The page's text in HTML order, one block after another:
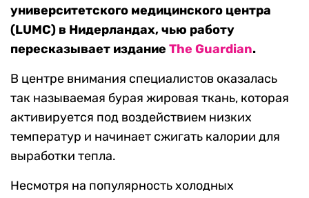
университетского медицинского центра
(LUMC) в Нидерландах, чью работу
пересказывает издание The Guardian.
В центре внимания специалистов оказалась
так называемая бурая жировая ткань, которая
активируется под воздействием низких
температур и начинает сжигать калории для
выработки тепла.
Несмотря на популярность холодных